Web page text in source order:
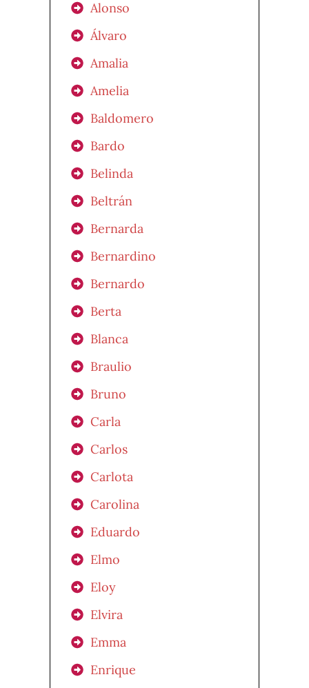
Alonso
Álvaro
Amalia
Amelia
Baldomero
Bardo
Belinda
Beltrán
Bernarda
Bernardino
Bernardo
Berta
Blanca
Braulio
Bruno
Carla
Carlos
Carlota
Carolina
Eduardo
Elmo
Eloy
Elvira
Emma
Enrique